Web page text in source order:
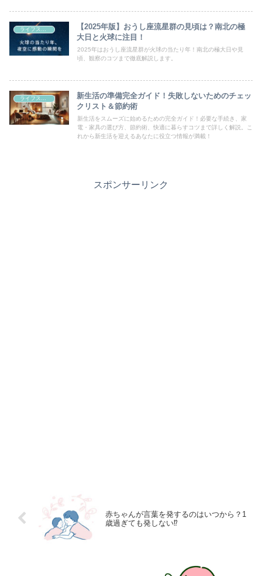
ライフスタイル
【2025年版】おうし座流星群の見頃は？南北の極
大日と火球に注目！
2025年はおうし座流星群が火球の当たり年！南北の極大日や見
頃、観察のコツまで徹底解説します。
ライフスタイル
新生活の準備完全ガイド！失敗しないためのチェッ
クリスト＆節約術
新生活をスムーズに始めるための完全ガイド！必要な手続き、家
電・家具の選び方、節約術、快適に暮らすコツまで詳しく解説。こ
れから新生活を迎えるあなたに役立つ情報が満載！
スポンサーリンク
赤ちゃんが言葉を発するのはいつから？1
歳過ぎても発しない⁉